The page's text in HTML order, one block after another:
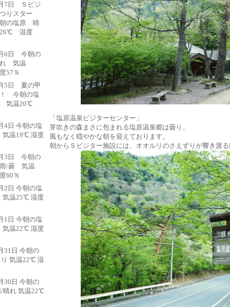
「塩原温泉ビジターセンター」
芽吹きの森まさに包まれる塩原温泉郷は曇り。
風もなく穏やかな朝を迎えております。
朝からＳビジター施設には、オオルリのさえずりが響き渡る
7日 Ｓビジ
りスター
の塩原 晴
湿度
6日 今朝の
気温
57％
5日 夏の甲
今朝の塩
気温20℃
4日 今朝の塩
気温19℃ 湿度
3日 今朝の
/曇 気温
60％
2日 今朝の塩
気温25℃ 湿度
1日 今朝の塩
気温22℃ 湿度
31日 今朝の
り 気温22℃ 湿
30日 今朝の
/晴れ 気温22℃